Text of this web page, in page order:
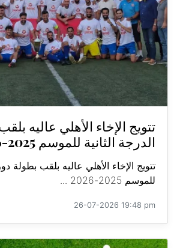
تتويج الإخاء الأهلي عاليه
الدرجة الثانية للموسم 2025-2026
تتويج الإخاء الأهلي عاليه بلقب بطولة
للموسم 2025-2026 ...
26-07-2026 19:48 pm